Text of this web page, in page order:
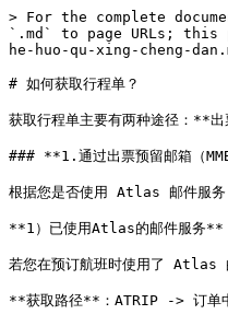
> For the complete
`.md` to page URLs; this
he-huo-qu-xing-cheng-
# 如何获取行程单？
获取行程单主要有两种途径：**
### **1.通过出票预留邮箱（
根据您是否使用 Atlas 邮件服务
**1）已使用Atlas的邮件服务**
若您在预订航班时使用了 Atlas
**获取路径**：ATRIP -> 订单